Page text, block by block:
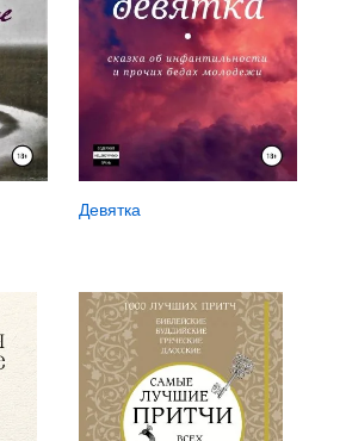
Девятка